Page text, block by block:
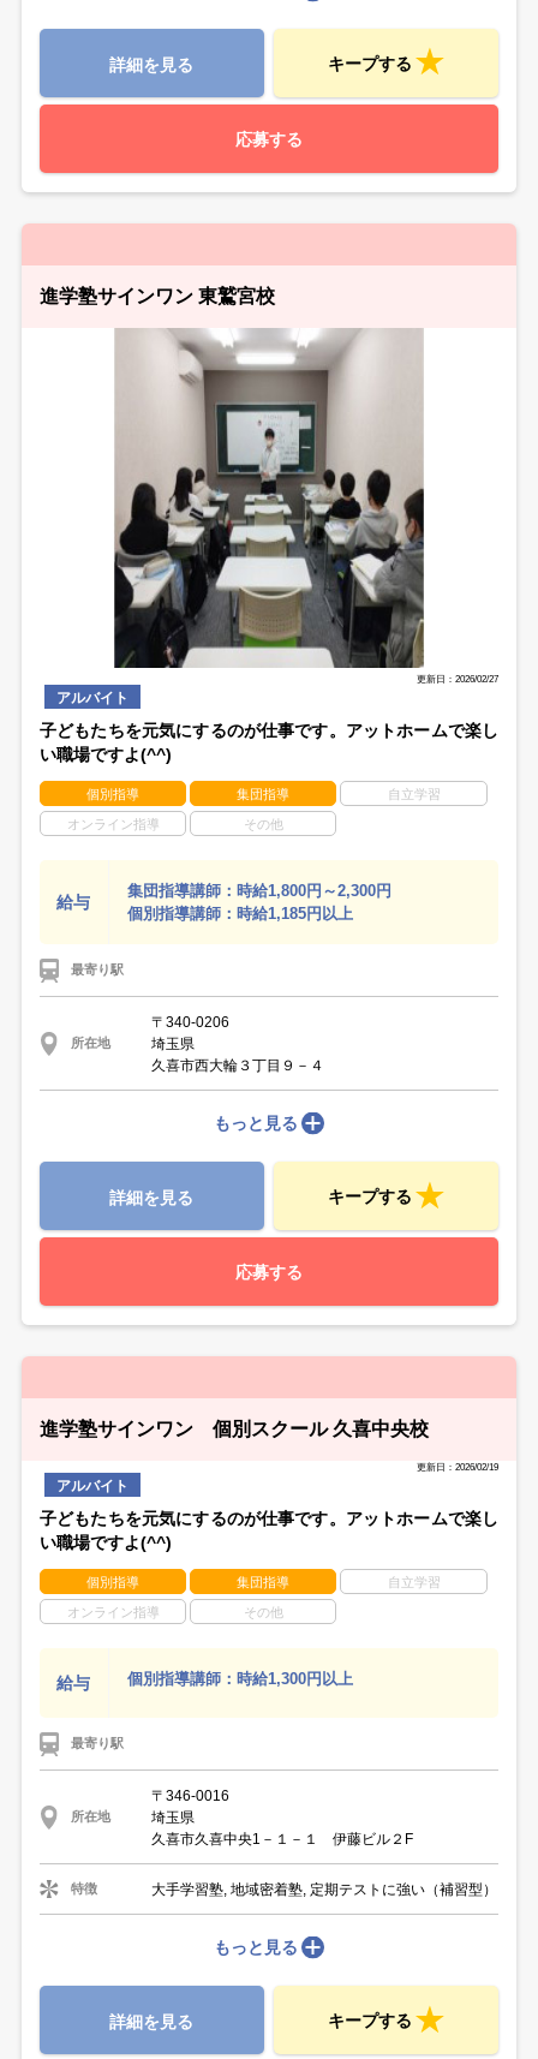
詳細を見る キープする
応募する
進学塾サインワン 東鷲宮校
更新日：2026/02/27
アルバイト
子どもたちを元気にするのが仕事です。アットホームで楽し
い職場ですよ(^^)
個別指導 集団指導 自立学習
オンライン指導 その他
給与
集団指導講師：時給1,800円～2,300円
個別指導講師：時給1,185円以上
最寄り駅
所在地
〒340-0206
埼玉県
久喜市西大輪３丁目９－４
もっと見る
詳細を見る キープする
応募する
進学塾サインワン 個別スクール 久喜中央校
更新日：2026/02/19
アルバイト
子どもたちを元気にするのが仕事です。アットホームで楽し
い職場ですよ(^^)
個別指導 集団指導 自立学習
オンライン指導 その他
給与 個別指導講師：時給1,300円以上
最寄り駅
所在地
〒346-0016
埼玉県
久喜市久喜中央1－１－１ 伊藤ビル２F
特徴 大手学習塾, 地域密着塾, 定期テストに強い（補習型）
もっと見る
詳細を見る キープする